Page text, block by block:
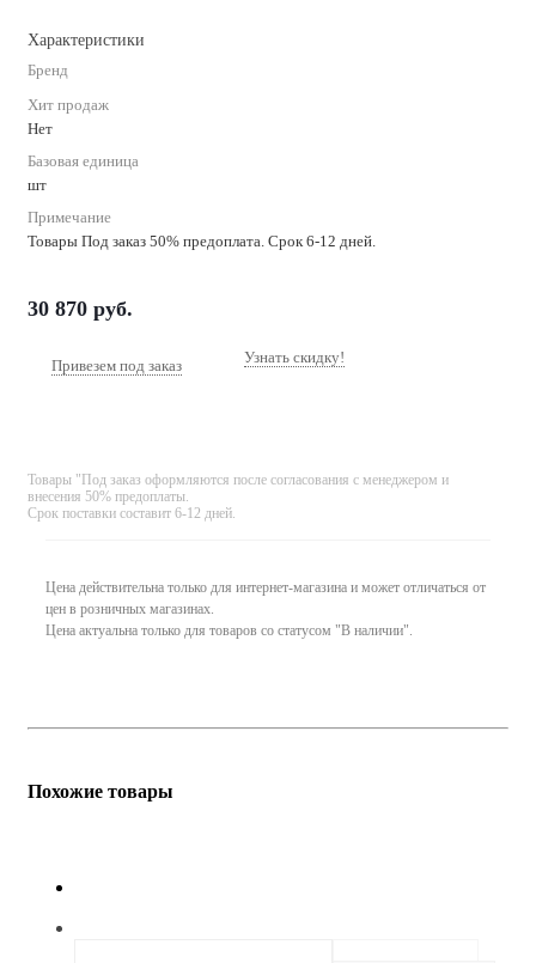
Характеристики
Бренд
Хит продаж
Нет
Базовая единица
шт
Примечание
Товары Под заказ 50% предоплата. Срок 6-12 дней.
30 870 руб.
Привезем под заказ Узнать скидку!
Товары "Под заказ оформляются после согласования с менеджером и
внесения 50% предоплаты.
Срок поставки составит 6-12 дней.
Цена действительна только для интернет-магазина и может отличаться от
цен в розничных магазинах.
Цена актуальна только для товаров со статусом "В наличии".
Похожие товары